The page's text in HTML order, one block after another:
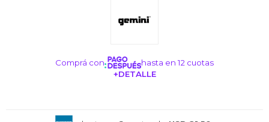
Comprá con
hasta en 12 cuotas
+DETALLE